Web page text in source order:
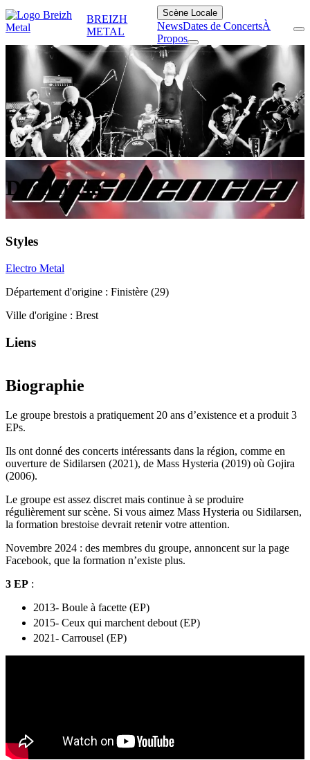
BREIZH
METAL
Scène Locale
NewsDates de ConcertsÀ
Propos
Dysilencia
Styles
Electro Metal
Département d'origine : Finistère (29)
Ville d'origine : Brest
Liens
Biographie
Le groupe brestois a pratiquement 20 ans d’existence et a produit 3
EPs.
Ils ont donné des concerts intéressants dans la région, comme en
ouverture de Sidilarsen (2021), de Mass Hysteria (2019) où Gojira
(2006).
Le groupe est assez discret mais continue à se produire
régulièrement sur scène. Si vous aimez Mass Hysteria ou Sidilarsen,
la formation brestoise devrait retenir votre attention.
Novembre 2024 : des membres du groupe, annoncent sur la page
Facebook, que la formation n’existe plus.
3 EP :
2013- Boule à facette (EP)
2015- Ceux qui marchent debout (EP)
2021- Carrousel (EP)